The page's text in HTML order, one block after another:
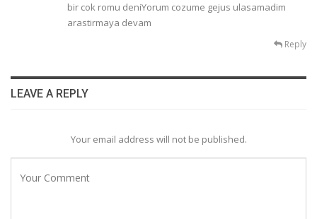
bir cok romu deniYorum cozume gejus ulasamadim
arastirmaya devam
Reply
LEAVE A REPLY
Your email address will not be published.